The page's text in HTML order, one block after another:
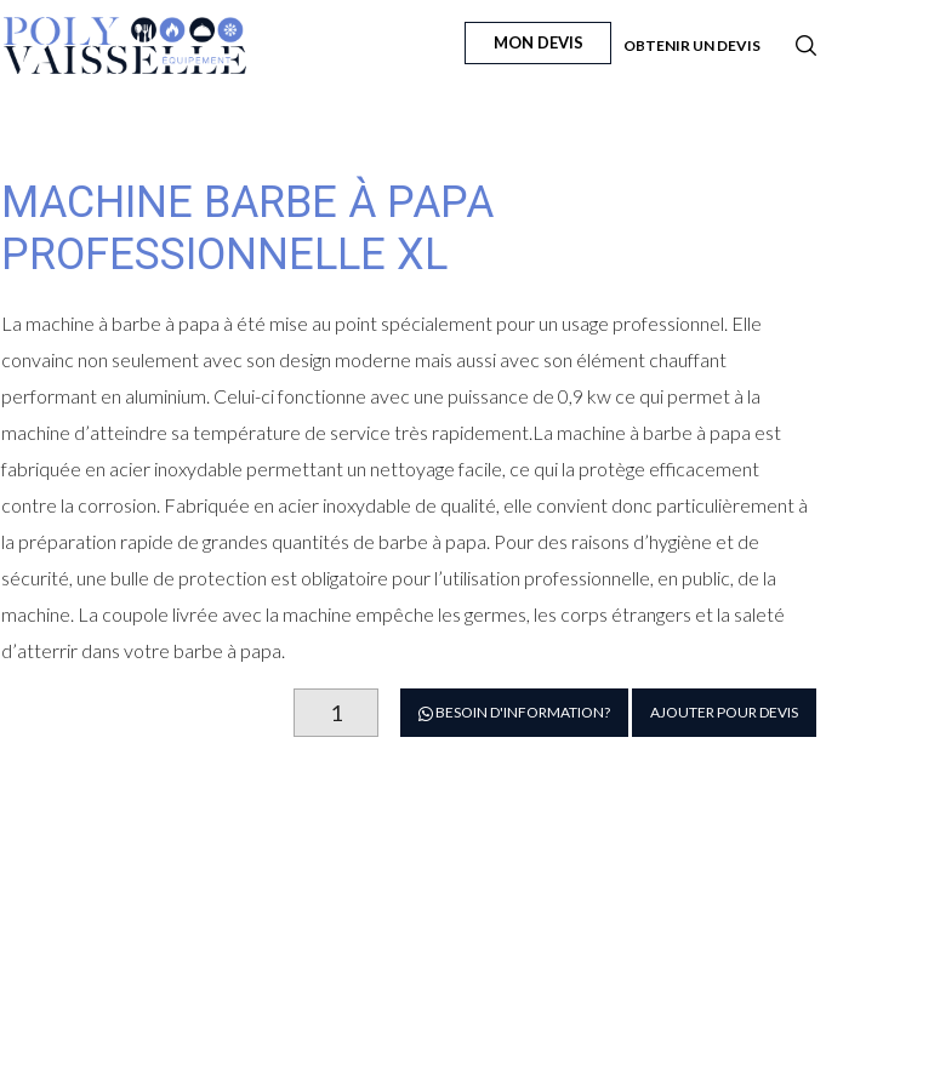
MON DEVIS OBTENIR UN DEVIS
MACHINE BARBE À PAPA
PROFESSIONNELLE XL
La machine à barbe à papa à été mise au point spécialement pour un usage professionnel. Elle
convainc non seulement avec son design moderne mais aussi avec son élément chauffant
performant en aluminium. Celui-ci fonctionne avec une puissance de 0,9 kw ce qui permet à la
machine d’atteindre sa température de service très rapidement.La machine à barbe à papa est
fabriquée en acier inoxydable permettant un nettoyage facile, ce qui la protège efficacement
contre la corrosion. Fabriquée en acier inoxydable de qualité, elle convient donc particulièrement à
la préparation rapide de grandes quantités de barbe à papa. Pour des raisons d’hygiène et de
sécurité, une bulle de protection est obligatoire pour l’utilisation professionnelle, en public, de la
machine. La coupole livrée avec la machine empêche les germes, les corps étrangers et la saleté
d’atterrir dans votre barbe à papa.
quantitéBESOIN D'INFORMATION? AJOUTER POUR DEVIS